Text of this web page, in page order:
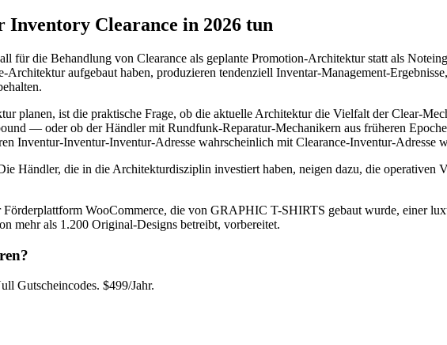
Inventory Clearance in 2026 tun
für die Behandlung von Clearance als geplante Promotion-Architektur statt als
aufgebaut haben, produzieren tendenziell Inventar-Management-
planen, ist die praktische Frage, ob die aktuelle Architektur die Vielfalt der Clear-
— oder ob der Händler mit Rundfunk-Reparatur-Mechanikern aus früheren
Inventur-Inventur-Inventur-Adresse wahrscheinlich mit Clearance-Inventur-Adresse
Händler, die in die Architekturdisziplin investiert haben, neigen dazu, die operativen
WooCommerce, die von GRAPHIC T-SHIRTS gebaut wurde, einer
mehr als 1.200 Original-Designs betreibt, vorbereitet.
Gutscheincodes. $499/Jahr.